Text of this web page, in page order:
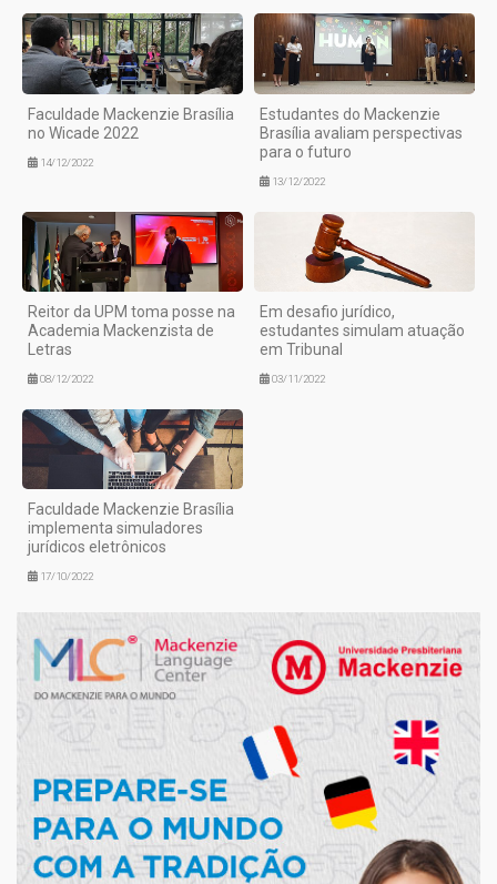
Faculdade Mackenzie Brasília
no Wicade 2022
14/12/2022
Estudantes do Mackenzie
Brasília avaliam perspectivas
para o futuro
13/12/2022
Reitor da UPM toma posse na
Academia Mackenzista de
Letras
08/12/2022
Em desafio jurídico,
estudantes simulam atuação
em Tribunal
03/11/2022
Faculdade Mackenzie Brasília
implementa simuladores
jurídicos eletrônicos
17/10/2022